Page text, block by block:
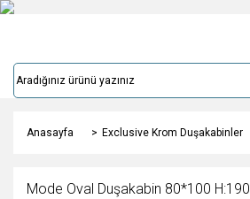
Anasayfa Exclusive Krom Duşakabinler
Mode Oval Duşakabin 80*100 H:190